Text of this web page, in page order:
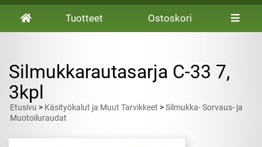
Tuotteet Ostoskori
Silmukkarautasarja C-33 7,
3kpl
Etusivu > Käsityökalut ja Muut Tarvikkeet >Silmukka- Sorvaus- ja
Muotoiluraudat